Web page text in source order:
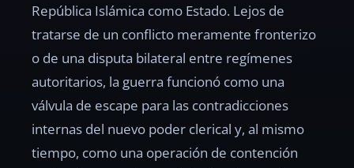
República Islámica como Estado. Lejos de
tratarse de un conflicto meramente fronterizo
o de una disputa bilateral entre regímenes
autoritarios, la guerra funcionó como una
válvula de escape para las contradicciones
internas del nuevo poder clerical y, al mismo
tiempo, como una operación de contención